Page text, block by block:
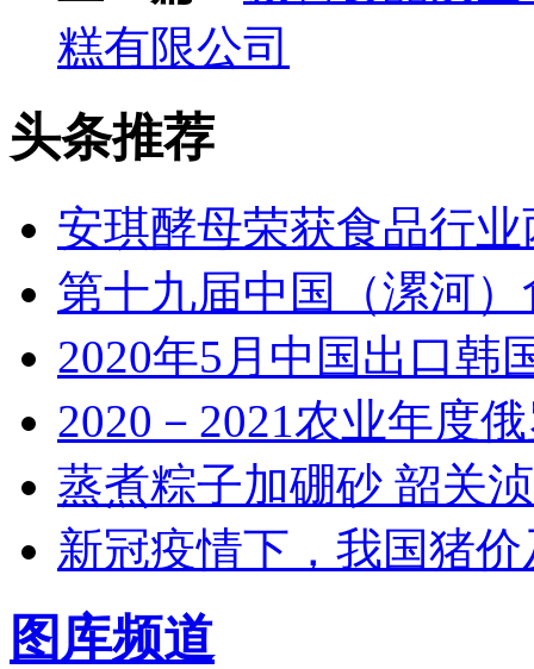
糕有限公司
头条推荐
安琪酵母荣获食品行
第十九届中国（漯河
2020年5月中国出口韩
2020－2021农业年度
蒸煮粽子加硼砂 韶关
新冠疫情下，我国猪
图库频道